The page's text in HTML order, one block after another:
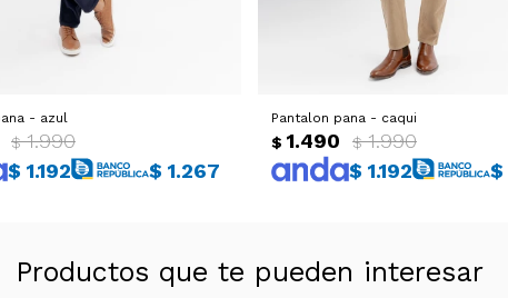
- azul
$ 1.990
$ 1.192 $ 1.267
Pantalon pana - caqui
$ 1.490 $ 1.990
$ 1.192 $
Productos que te pueden interesar